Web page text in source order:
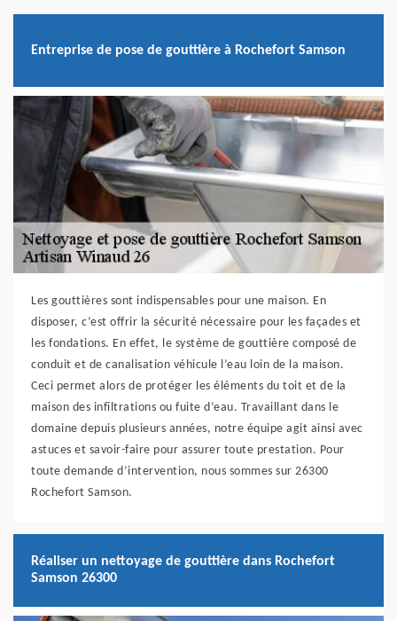
Entreprise de pose de gouttière à Rochefort Samson
Les gouttières sont indispensables pour une maison. En
disposer, c’est offrir la sécurité nécessaire pour les façades et
les fondations. En effet, le système de gouttière composé de
conduit et de canalisation véhicule l’eau loin de la maison.
Ceci permet alors de protéger les éléments du toit et de la
maison des infiltrations ou fuite d’eau. Travaillant dans le
domaine depuis plusieurs années, notre équipe agit ainsi avec
astuces et savoir-faire pour assurer toute prestation. Pour
toute demande d’intervention, nous sommes sur 26300
Rochefort Samson.
Réaliser un nettoyage de gouttière dans Rochefort
Samson 26300